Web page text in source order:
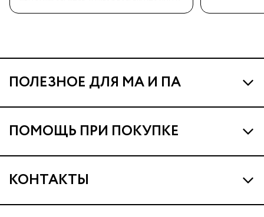
имки, положення практично сидяче, хоча н
ПОЛЕЗНОЕ ДЛЯ МА И ПА
Про МА и Маминых Ассистентов
Программа Ма Кешбэк
Ма Клуб
Подарочные сертификаты
ПОМОЩЬ ПРИ ПОКУПКЕ
Наши магазины
Доставка и оплата
Гарантия и сервис
КОНТАКТЫ